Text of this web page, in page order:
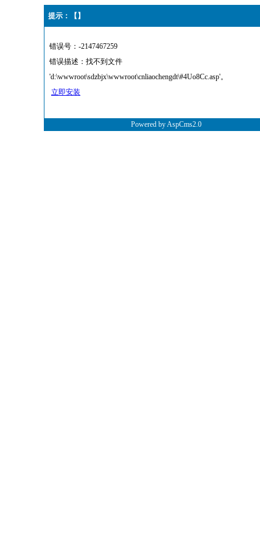
提示：【】
错误号：-2147467259
错误描述：找不到文件
'd:\wwwroot\sdzbjx\wwwroot\cnliaochengdt\#4Uo8Cc.asp'。
立即安装
Powered by AspCms2.0